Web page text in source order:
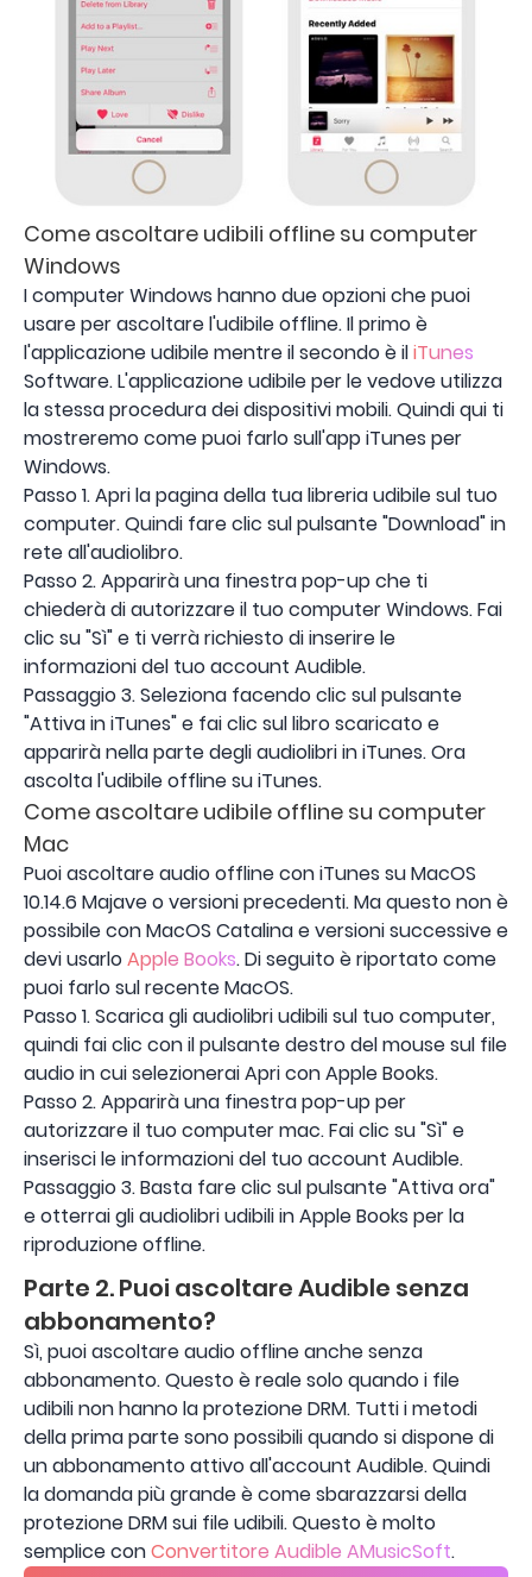
Come ascoltare udibili offline su computer
Windows
I computer Windows hanno due opzioni che puoi
usare per ascoltare l'udibile offline. Il primo è
l'applicazione udibile mentre il secondo è iliTunes
Software. L'applicazione udibile per le vedove utilizza
la stessa procedura dei dispositivi mobili. Quindi qui ti
mostreremo come puoi farlo sull'app iTunes per
Windows.
Passo 1. Apri la pagina della tua libreria udibile sul tuo
computer. Quindi fare clic sul pulsante "Download" in
rete all'audiolibro.
Passo 2. Apparirà una finestra pop-up che ti
chiederà di autorizzare il tuo computer Windows. Fai
clic su "Sì" e ti verrà richiesto di inserire le
informazioni del tuo account Audible.
Passaggio 3. Seleziona facendo clic sul pulsante
"Attiva in iTunes" e fai clic sul libro scaricato e
apparirà nella parte degli audiolibri in iTunes. Ora
ascolta l'udibile offline su iTunes.
Come ascoltare udibile offline su computer
Mac
Puoi ascoltare audio offline con iTunes su MacOS
10.14.6 Majave o versioni precedenti. Ma questo non è
possibile con MacOS Catalina e versioni successive e
devi usarloApple Books. Di seguito è riportato come
puoi farlo sul recente MacOS.
Passo 1. Scarica gli audiolibri udibili sul tuo computer,
quindi fai clic con il pulsante destro del mouse sul file
audio in cui selezionerai Apri con Apple Books.
Passo 2. Apparirà una finestra pop-up per
autorizzare il tuo computer mac. Fai clic su "Sì" e
inserisci le informazioni del tuo account Audible.
Passaggio 3. Basta fare clic sul pulsante "Attiva ora"
e otterrai gli audiolibri udibili in Apple Books per la
riproduzione offline.
Parte 2. Puoi ascoltare Audible senza
abbonamento?
Sì, puoi ascoltare audio offline anche senza
abbonamento. Questo è reale solo quando i file
udibili non hanno la protezione DRM. Tutti i metodi
della prima parte sono possibili quando si dispone di
un abbonamento attivo all'account Audible. Quindi
la domanda più grande è come sbarazzarsi della
protezione DRM sui file udibili. Questo è molto
semplice conConvertitore Audible AMusicSoft.